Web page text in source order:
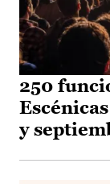
250
y